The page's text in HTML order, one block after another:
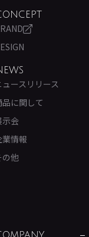
ュースリリース
品に関して
示会
業情報
の他